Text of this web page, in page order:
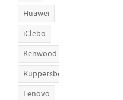
Huawei
iClebo
Kenwood
Kuppersberg
Lenovo